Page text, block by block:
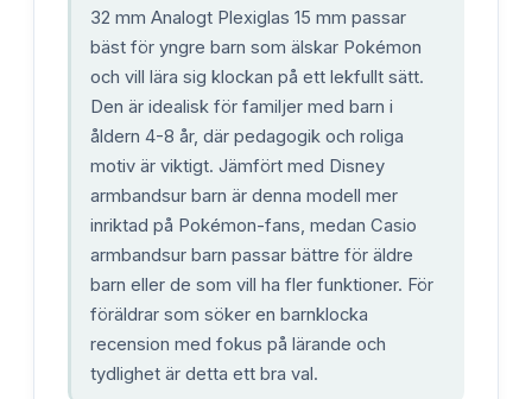
32 mm Analogt Plexiglas 15 mm passar
bäst för yngre barn som älskar Pokémon
och vill lära sig klockan på ett lekfullt sätt.
Den är idealisk för familjer med barn i
åldern 4-8 år, där pedagogik och roliga
motiv är viktigt. Jämfört med Disney
armbandsur barn är denna modell mer
inriktad på Pokémon-fans, medan Casio
armbandsur barn passar bättre för äldre
barn eller de som vill ha fler funktioner. För
föräldrar som söker en barnklocka
recension med fokus på lärande och
tydlighet är detta ett bra val.